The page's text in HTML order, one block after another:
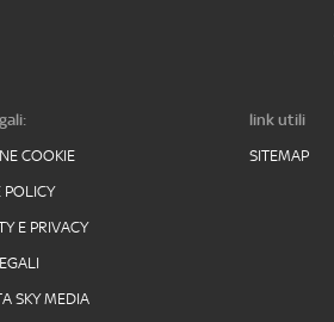
COOKIE
POLICY
E PRIVACY
SKY MEDIA
link utili
SITEMAP